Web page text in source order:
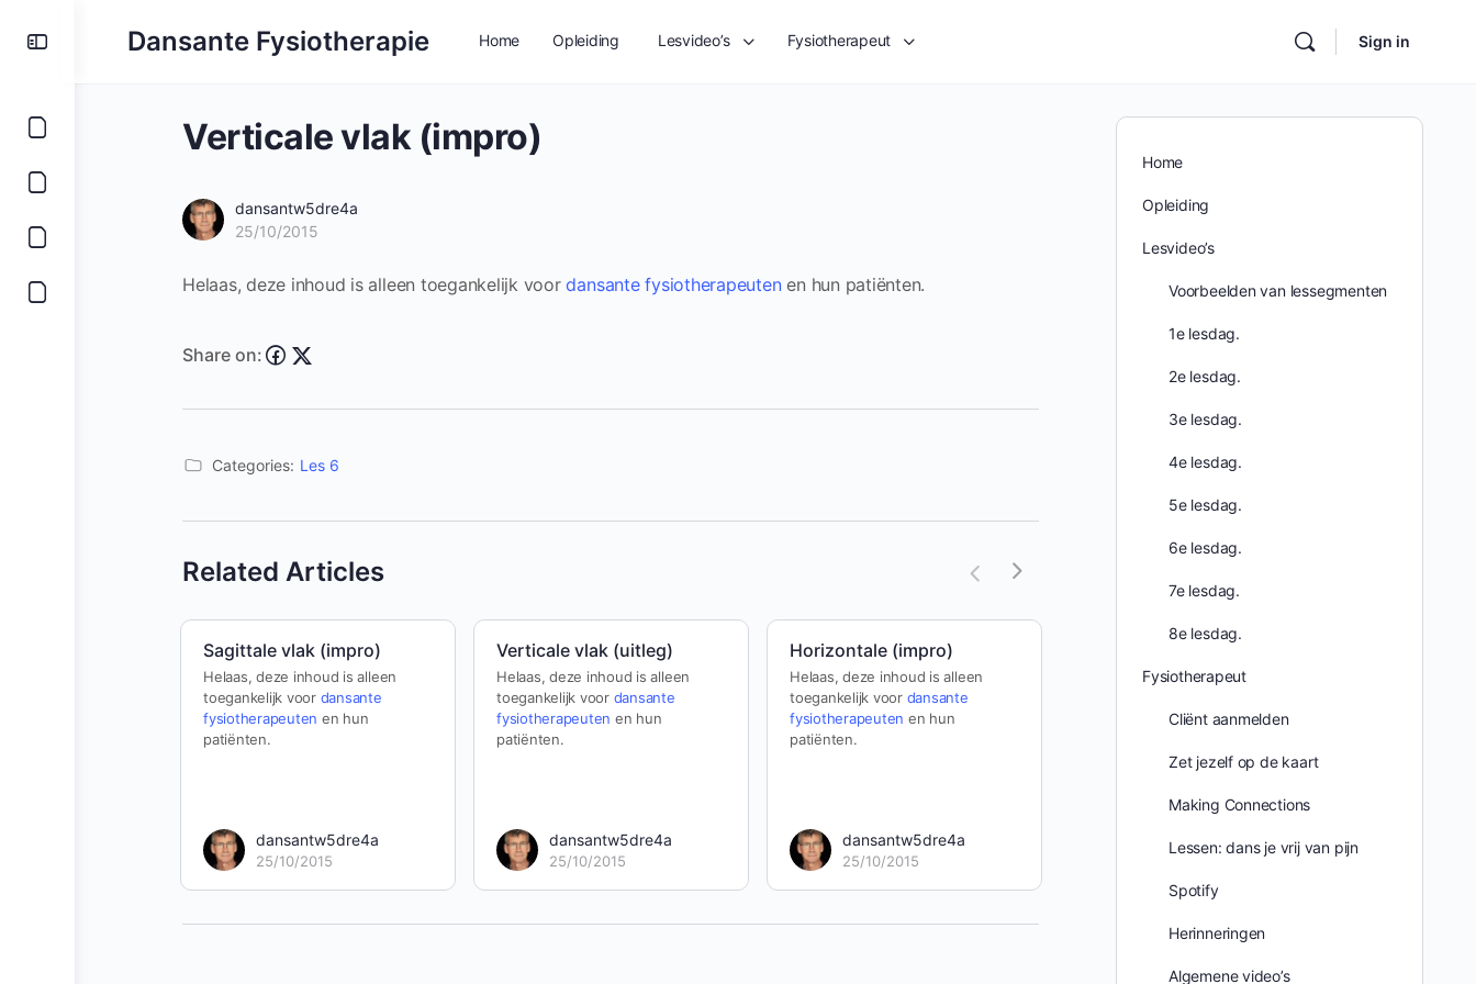
ToggleDansante Fysiotherapie Home Opleiding Lesvideo’s Fysiotherapeut Sign in
Verticale vlak (impro)
dansantw5dre4a
25/10/2015
Helaas, deze inhoud is alleen toegankelijk voordansante fysiotherapeutenen hun patiënten.
Share on:
Categories: Les 6
Related Articles
Sagittale vlak (impro)
Helaas, deze inhoud is alleen
toegankelijk voor dansante
fysiotherapeuten en hun
patiënten.
dansantw5dre4a
25/10/2015
Verticale vlak (uitleg)
Helaas, deze inhoud is alleen
toegankelijk voor dansante
fysiotherapeuten en hun
patiënten.
dansantw5dre4a
25/10/2015
Horizontale (impro)
Helaas, deze inhoud is alleen
toegankelijk voor dansante
fysiotherapeuten en hun
patiënten.
dansantw5dre4a
25/10/2015
toegankelijk voordansante
dansantw5dre4a
Home
Opleiding
Lesvideo’s
Voorbeelden van lessegmenten
1e lesdag.
2e lesdag.
3e lesdag.
4e lesdag.
5e lesdag.
6e lesdag.
7e lesdag.
8e lesdag.
Fysiotherapeut
Cliënt aanmelden
Zet jezelf op de kaart
Making Connections
Lessen: dans je vrij van pijn
Spotify
Herinneringen
Algemene video’s